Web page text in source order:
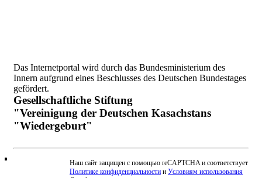
Das Internetportal wird durch das Bundesministerium des
Innern aufgrund eines Beschlusses des Deutschen Bundestages
gefördert.
Gesellschaftliche Stiftung
"Vereinigung der Deutschen Kasachstans
"Wiedergeburt"
Наш сайт защищен с помощью reCAPTCHA и соответствует
Политике конфиденциальности и Условиям использования